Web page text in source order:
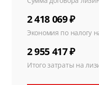
2 418 069 ₽
Экономия по налогу
2 955 417 ₽
Итого затраты на